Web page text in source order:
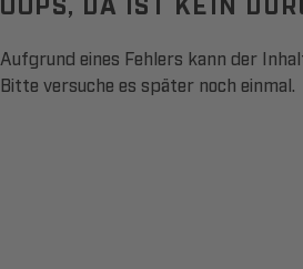
Aufgrund eines Fehlers kann der
Bitte versuche es später noch einmal.